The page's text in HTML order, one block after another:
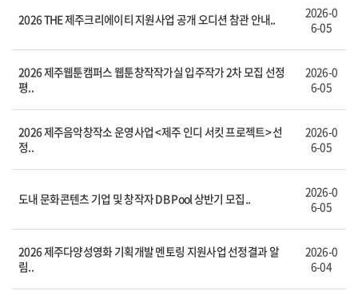
2026 THE 제주크리에이티 지원사업 공개 오디션 참관 안내..
2026-0
6-05
2026 제주웹툰캠퍼스 웹툰창작작가실 입주작가 2차 모집 선정
평..
2026-0
6-05
2026 제주음악창작소 운영사업 <제주 인디 서킷 프로젝트> 선
정..
2026-0
6-05
도내 문화콘텐츠 기업 및 창작자 DB Pool 상반기 모집..
2026-0
6-05
2026 제주다양성영화 기획개발 멘토링 지원사업 선정결과 알
림..
2026-0
6-04